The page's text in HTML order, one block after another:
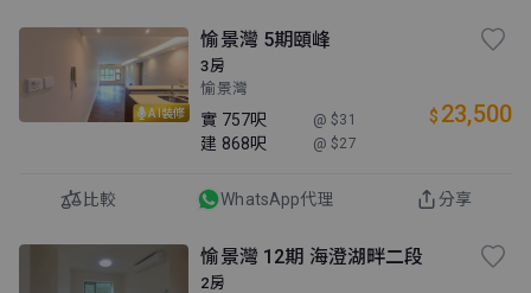
AI裝修
愉景灣 5期頤峰
3房
愉景灣
實 757呎 @ $31
建 868呎 @ $27
$ 23,500
比較 WhatsApp代理 分享
愉景灣 12期 海澄湖畔二段
2房